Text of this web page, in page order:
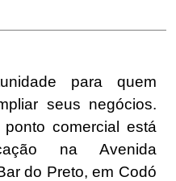
para quem
seus negócios.
comercial está
na Avenida
do Preto, em Codó